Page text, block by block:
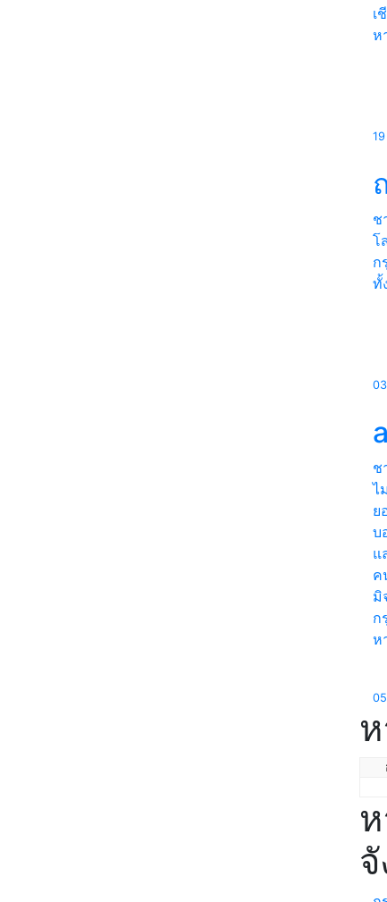
เ
ห
ช
โ
ก
ทั้
ช
ไ
ย
บ
แ
ค
มิ
ก
ห